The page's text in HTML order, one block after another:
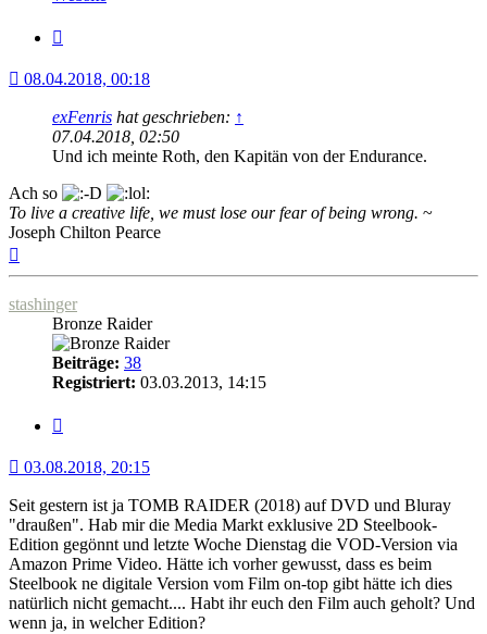
Minerva
08.04.2018, 00:18
exFenris hat geschrieben: ↑
07.04.2018, 02:50
Und ich meinte Roth, den Kapitän von der Endurance.
Ach so
To live a creative life, we must lose our fear of being wrong. ~
Joseph Chilton Pearce
oben
stashinger
Bronze Raider
Beiträge: 38
Registriert: 03.03.2013, 14:15
03.08.2018, 20:15
Seit gestern ist ja TOMB RAIDER (2018) auf DVD und Bluray
"draußen". Hab mir die Media Markt exklusive 2D Steelbook-
Edition gegönnt und letzte Woche Dienstag die VOD-Version via
Amazon Prime Video. Hätte ich vorher gewusst, dass es beim
Steelbook ne digitale Version vom Film on-top gibt hätte ich dies
natürlich nicht gemacht.... Habt ihr euch den Film auch geholt? Und
wenn ja, in welcher Edition?